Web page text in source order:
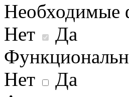
Необходимые
Нет
Да
Нет
Да